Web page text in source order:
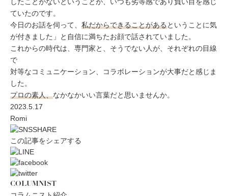
ていたのです。
今日のお話を伺って、 私だからできることがあるということに気
が付きました」と自信に満ちたお顔で話されていました。
これからの時代は、専門家と、そうでない人が、それぞれの目線
で
対等なコミュニケーション、コラボレーションが大事だと感じま
した。
プロの素人、なかなかいい言葉だと思いませんか。
2023.5.17
Romi
この記事をシェアする
COLUMNIST